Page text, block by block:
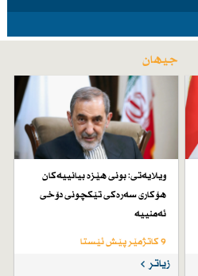
جیهان
ویلایەتی: بونی هێزە بیانییەكان
هۆكاری سەرەكی تێكچونی دۆخی
ئەمنییە
9 کاتژمێر پێش ئێستا
زیاتر